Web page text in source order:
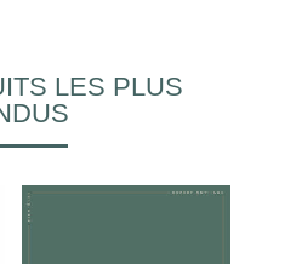
LES PLUS